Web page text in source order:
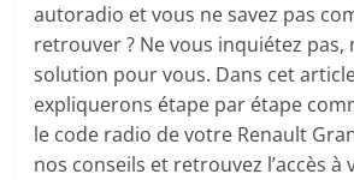
autoradio et vous ne savez pas
retrouver ? Ne vous inquiétez pas,
solution pour vous. Dans cet
expliquerons étape par étape
le code radio de votre Renault
nos conseils et retrouvez l’accès